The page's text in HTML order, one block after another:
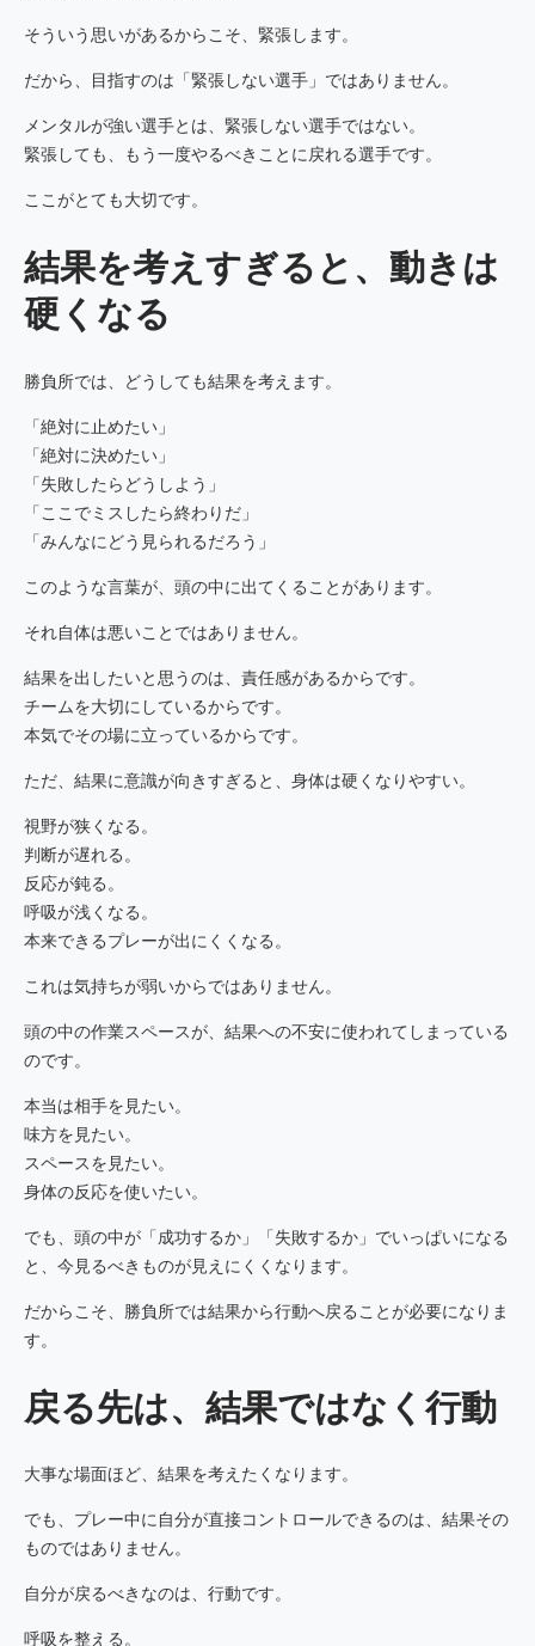
そういう思いがあるからこそ、緊張します。
だから、目指すのは「緊張しない選手」ではありません。
メンタルが強い選手とは、緊張しない選手ではない。
緊張しても、もう一度やるべきことに戻れる選手です。
ここがとても大切です。
結果を考えすぎると、動きは
硬くなる
勝負所では、どうしても結果を考えます。
「絶対に止めたい」
「絶対に決めたい」
「失敗したらどうしよう」
「ここでミスしたら終わりだ」
「みんなにどう見られるだろう」
このような言葉が、頭の中に出てくることがあります。
それ自体は悪いことではありません。
結果を出したいと思うのは、責任感があるからです。
チームを大切にしているからです。
本気でその場に立っているからです。
ただ、結果に意識が向きすぎると、身体は硬くなりやすい。
視野が狭くなる。
判断が遅れる。
反応が鈍る。
呼吸が浅くなる。
本来できるプレーが出にくくなる。
これは気持ちが弱いからではありません。
頭の中の作業スペースが、結果への不安に使われてしまっている
のです。
本当は相手を見たい。
味方を見たい。
スペースを見たい。
身体の反応を使いたい。
でも、頭の中が「成功するか」「失敗するか」でいっぱいになる
と、今見るべきものが見えにくくなります。
だからこそ、勝負所では結果から行動へ戻ることが必要になりま
す。
戻る先は、結果ではなく行動
大事な場面ほど、結果を考えたくなります。
でも、プレー中に自分が直接コントロールできるのは、結果その
ものではありません。
自分が戻るべきなのは、行動です。
呼吸を整える。